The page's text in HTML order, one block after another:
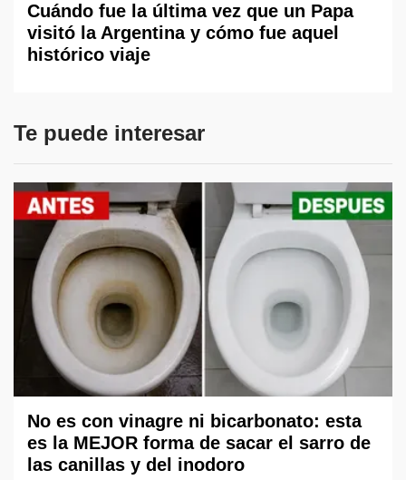
Cuándo fue la última vez que un Papa
visitó la Argentina y cómo fue aquel
histórico viaje
Te puede interesar
No es con vinagre ni bicarbonato: esta
es la MEJOR forma de sacar el sarro de
las canillas y del inodoro